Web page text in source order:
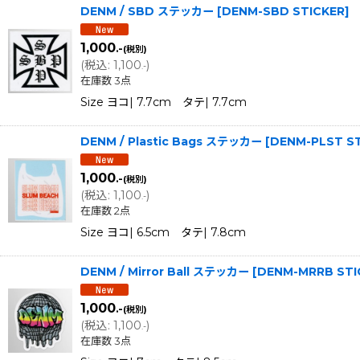
DENM / SBD ステッカー [DENM-SBD STICKER]
1,000.-(税別)
(税込: 1,100.-)
在庫数 3点
Size ヨコ| 7.7cm タテ| 7.7cm
DENM / Plastic Bags ステッカー [DENM-PLST
1,000.-(税別)
(税込: 1,100.-)
在庫数 2点
Size ヨコ| 6.5cm タテ| 7.8cm
DENM / Mirror Ball ステッカー [DENM-MRRB
1,000.-(税別)
(税込: 1,100 .-)
在庫数 3点